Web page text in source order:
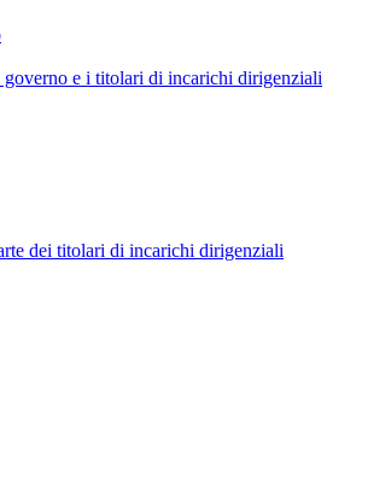
e i titolari di incarichi dirigenziali
dei titolari di incarichi dirigenziali